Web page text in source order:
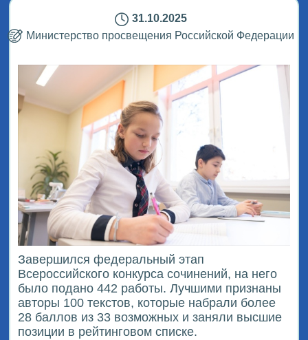
31.10.2025
Министерство просвещения Российской Федерации
Завершился федеральный этап
Всероссийского конкурса сочинений, на него
было подано 442 работы. Лучшими признаны
авторы 100 текстов, которые набрали более
28 баллов из 33 возможных и заняли высшие
позиции в рейтинговом списке.